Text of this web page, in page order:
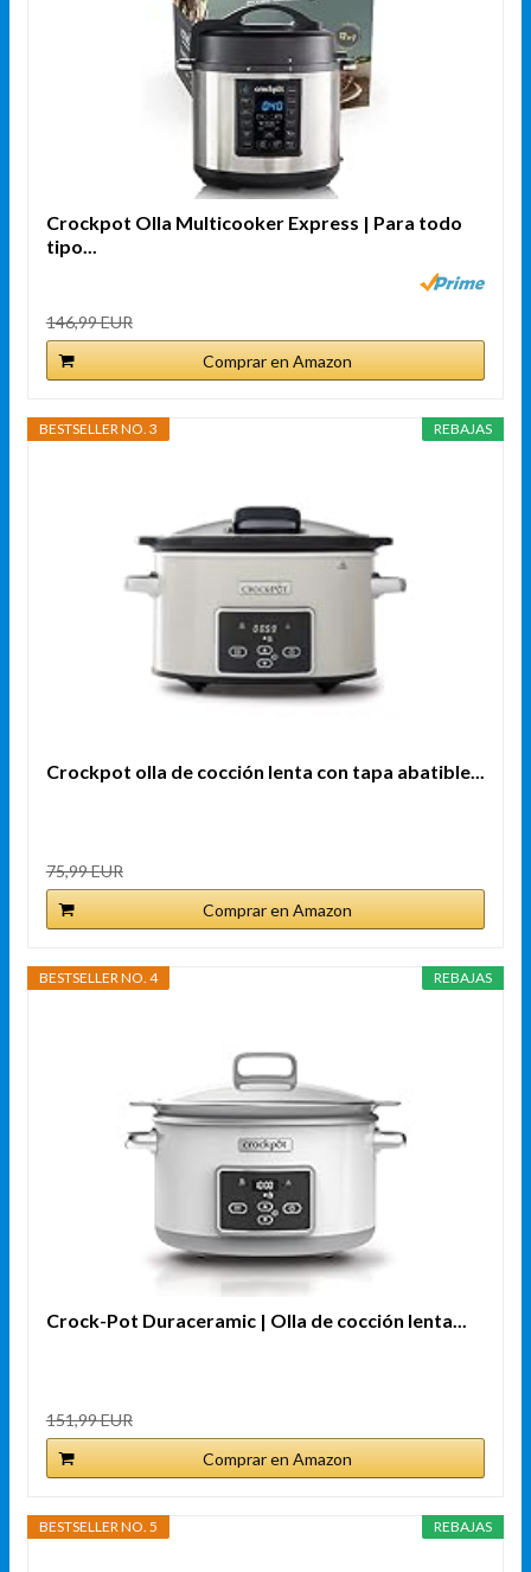
Crockpot Olla Multicooker Express | Para todo
tipo...
146,99 EUR
Comprar en Amazon
REBAJAS
BESTSELLER NO. 3
Crockpot olla de cocción lenta con tapa abatible...
75,99 EUR
Comprar en Amazon
REBAJAS
BESTSELLER NO. 4
Crock-Pot Duraceramic | Olla de cocción lenta...
151,99 EUR
Comprar en Amazon
REBAJAS
BESTSELLER NO. 5